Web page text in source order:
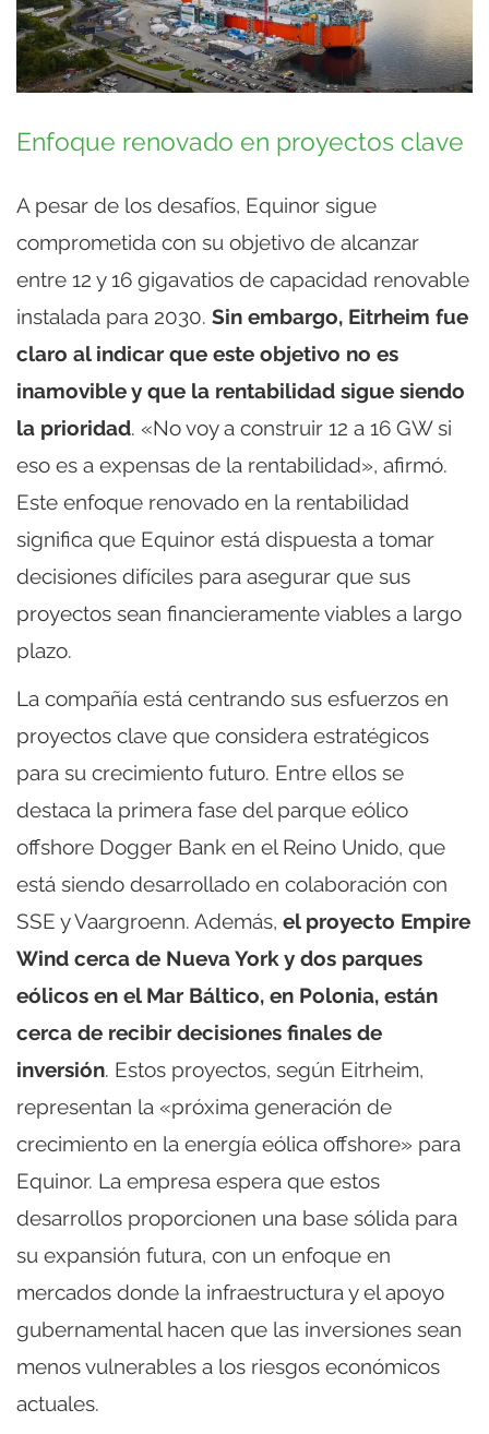
Enfoque renovado en proyectos clave
A pesar de los desafíos, Equinor sigue
comprometida con su objetivo de alcanzar
entre 12 y 16 gigavatios de capacidad renovable
instalada para 2030. Sin embargo, Eitrheim fue
claro al indicar que este objetivo no es
inamovible y que la rentabilidad sigue siendo
la prioridad. «No voy a construir 12 a 16 GW si
eso es a expensas de la rentabilidad», afirmó.
Este enfoque renovado en la rentabilidad
significa que Equinor está dispuesta a tomar
decisiones difíciles para asegurar que sus
proyectos sean financieramente viables a largo
plazo.
La compañía está centrando sus esfuerzos en
proyectos clave que considera estratégicos
para su crecimiento futuro. Entre ellos se
destaca la primera fase del parque eólico
offshore Dogger Bank en el Reino Unido, que
está siendo desarrollado en colaboración con
SSE y Vaargroenn. Además, el proyecto Empire
Wind cerca de Nueva York y dos parques
eólicos en el Mar Báltico, en Polonia, están
cerca de recibir decisiones finales de
inversión. Estos proyectos, según Eitrheim,
representan la «próxima generación de
crecimiento en la energía eólica offshore» para
Equinor. La empresa espera que estos
desarrollos proporcionen una base sólida para
su expansión futura, con un enfoque en
mercados donde la infraestructura y el apoyo
gubernamental hacen que las inversiones sean
menos vulnerables a los riesgos económicos
actuales.